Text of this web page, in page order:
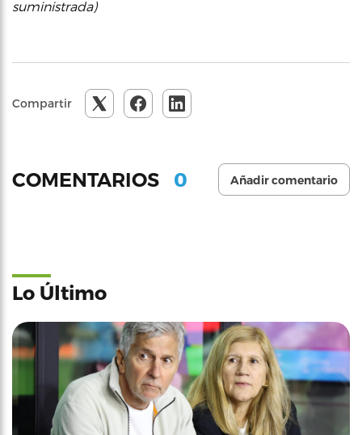
suministrada)
Compartir
COMENTARIOS 0 Añadir comentario
Lo Último